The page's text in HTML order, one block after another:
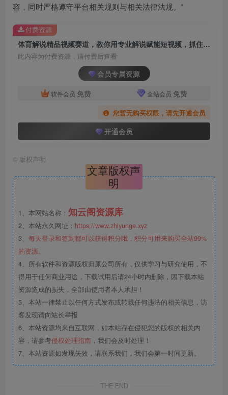
容，同时严格遵守平台相关规则与相关法律法规。*
体育解说精品视频赛道，教你用专业解说赋能短视频，抓住体育流量红利，快速起号变现
此内容为付费资源，请付费后查看
会员专属资源
软件会员 免费 全站会员 免费
您暂无购买权限，请先开通会员
开通会员
付费资源
© 版权声明
文章版权声
明
1、本网站名称： 知云阁资源库
2、本站永久网址： https://www.zhiyunge.xyz
3、 每天登录和签到都可以获得积分哦，积分可用来购买全站99%
的资源。
4、所有软件和资源版权归原公司所有，仅供学习与研究使用，不
得用于任何商业用途，下载试用后请24小时内删除，因下载本站
资源造成的损失，全部由使用者本人承担！
5、本站一律禁止以任何方式发布或转载任何违法的相关信息，访
客发现请向站长举报
6、本站资源均来自互联网，如本站存在侵犯您的版权的相关内
容，请参考侵权处理指南 ，我们会及时处理！
7、本站资源如发现失效，请联系我们，我们会第一时间更新。
THE END